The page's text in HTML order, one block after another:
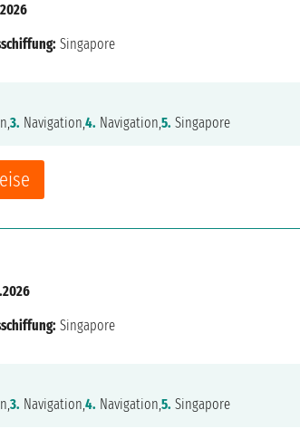
Singapore
3. Navigation,4. Navigation,5. Singapore
Singapore
3. Navigation,4. Navigation,5. Singapore